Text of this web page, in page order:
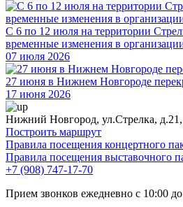
С 6 по 12 июля на территории
временные изменения в
07 июля 2026
27 июня в Нижнем Новгороде
17 июня 2026
Нижний Новгород, ул.Стрелка,
Построить маршрут
Правила посещения концертного
Правила посещения выставочного
+7 (908) 747-17-70
Прием звонков ежедневно с 10:00